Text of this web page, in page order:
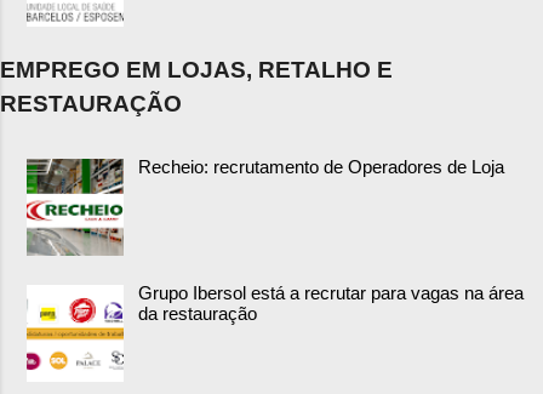
EMPREGO EM LOJAS, RETALHO E
RESTAURAÇÃO
Recheio: recrutamento de Operadores de Loja
Grupo Ibersol está a recrutar para vagas na área
da restauração